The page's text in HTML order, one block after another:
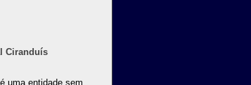
Ciranduís
uma entidade sem